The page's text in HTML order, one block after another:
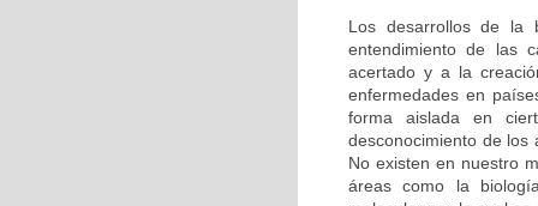
Los desarrollos de la
entendimiento de las
acertado y a la
enfermedades en
forma aislada en
desconocimiento de los
No existen en nuestro
áreas como la